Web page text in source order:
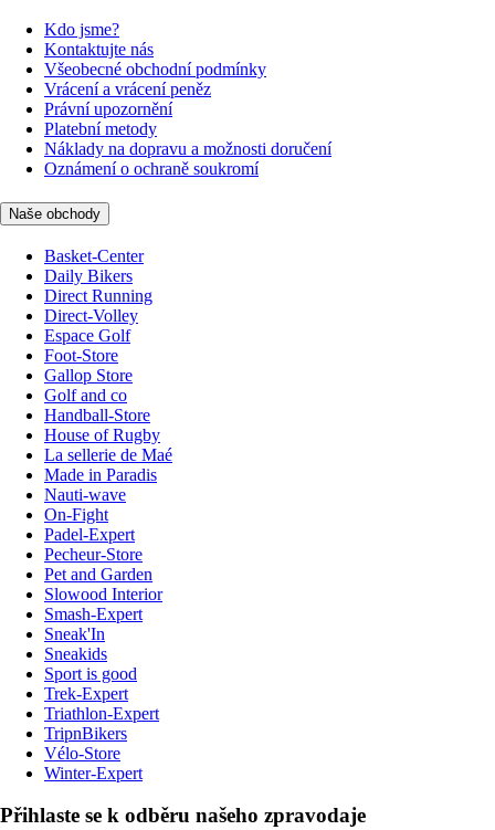
Kdo jsme?
Kontaktujte nás
Všeobecné obchodní podmínky
Vrácení a vrácení peněz
Právní upozornění
Platební metody
Náklady na dopravu a možnosti doručení
Oznámení o ochraně soukromí
Naše obchody
Basket-Center
Daily Bikers
Direct Running
Direct-Volley
Espace Golf
Foot-Store
Gallop Store
Golf and co
Handball-Store
House of Rugby
La sellerie de Maé
Made in Paradis
Nauti-wave
On-Fight
Padel-Expert
Pecheur-Store
Pet and Garden
Slowood Interior
Smash-Expert
Sneak'In
Sneakids
Sport is good
Trek-Expert
Triathlon-Expert
TripnBikers
Vélo-Store
Winter-Expert
Přihlaste se k odběru našeho zpravodaje